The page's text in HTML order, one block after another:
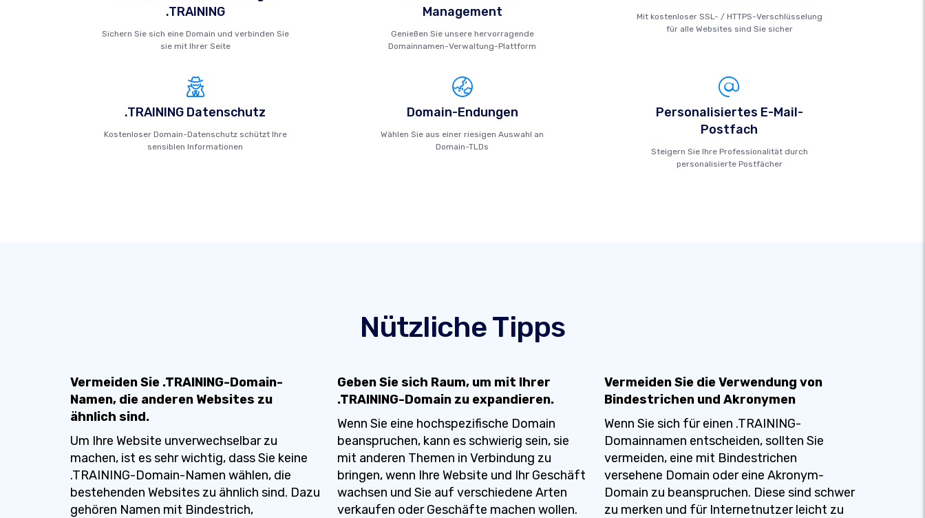
.TRAINING
Sichern Sie sich eine Domain und verbinden Sie
sie mit Ihrer Seite
Management
Genießen Sie unsere hervorragende
Domainnamen-Verwaltung-Plattform
Mit kostenloser SSL- / HTTPS-Verschlüsselung
für alle Websites sind Sie sicher
.TRAINING Datenschutz
Kostenloser Domain-Datenschutz schützt Ihre
sensiblen Informationen
Domain-Endungen
Wählen Sie aus einer riesigen Auswahl an
Domain-TLDs
Personalisiertes E-Mail-
Postfach
Steigern Sie Ihre Professionalität durch
personalisierte Postfächer
Nützliche Tipps
Vermeiden Sie .TRAINING-Domain-
Namen, die anderen Websites zu
ähnlich sind.
Um Ihre Website unverwechselbar zu
machen, ist es sehr wichtig, dass Sie keine
.TRAINING-Domain-Namen wählen, die
bestehenden Websites zu ähnlich sind. Dazu
gehören Namen mit Bindestrich,
Geben Sie sich Raum, um mit Ihrer
.TRAINING-Domain zu expandieren.
Wenn Sie eine hochspezifische Domain
beanspruchen, kann es schwierig sein, sie
mit anderen Themen in Verbindung zu
bringen, wenn Ihre Website und Ihr Geschäft
wachsen und Sie auf verschiedene Arten
verkaufen oder Geschäfte machen wollen.
Vermeiden Sie die Verwendung von
Bindestrichen und Akronymen
Wenn Sie sich für einen .TRAINING-
Domainnamen entscheiden, sollten Sie
vermeiden, eine mit Bindestrichen
versehene Domain oder eine Akronym-
Domain zu beanspruchen. Diese sind schwer
zu merken und für Internetnutzer leicht zu